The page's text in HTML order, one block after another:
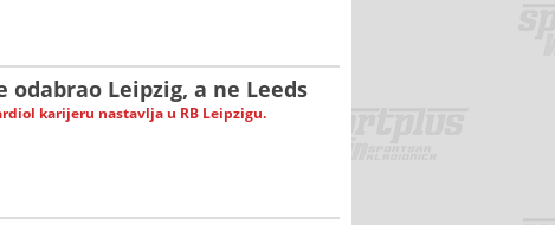
Leipzig, a ne Leeds
karijeru nastavlja u RB Leipzigu.